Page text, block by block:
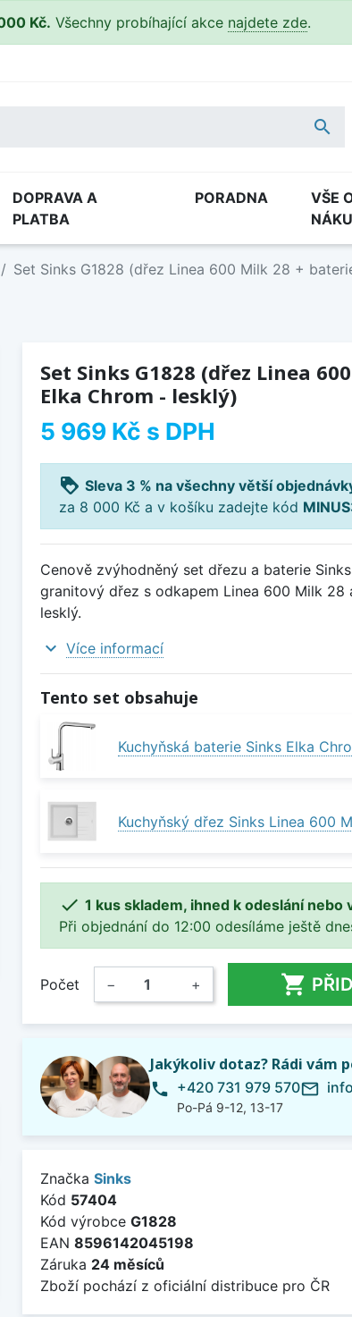
Kč. Všechny probíhající akce najdete zde.

DOPRAVA A
PLATBA
PORADNA
VŠE
Set Sinks G1828 (dřez Linea 600 Milk 28 +
Set Sinks G1828 (dřez Linea
Elka Chrom - lesklý)
5 969 Kč s DPH
loyalty Sleva 3 % na všechny větší
za 8 000 Kč a v košíku zadejte kód
Cenově zvýhodněný set dřezu a baterie
granitový dřez s odkapem Linea 600 Milk 28
lesklý.
expand_more Více informací
Tento set obsahuje
Kuchyňská baterie Sinks Elka
Kuchyňský dřez Sinks Linea 600
 1 kus skladem, ihned k odeslání nebo
Při objednání do 12:00 odesíláme ještě
Počet − + 
Jakýkoliv dotaz? Rádi vám
phone +420 731 979 570
Po-Pá 9-12, 13-17
mail_outline
Značka Sinks
Kód 57404
Kód výrobce G1828
EAN 8596142045198
Záruka 24 měsíců
Zboží pochází z oficiální distribuce pro ČR